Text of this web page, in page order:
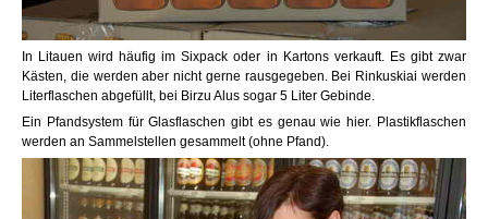
In Litauen wird häufig im Sixpack oder in Kartons verkauft. Es gibt zwar
Kästen, die werden aber nicht gerne rausgegeben. Bei Rinkuskiai werden
Literflaschen abgefüllt, bei Birzu Alus sogar 5 Liter Gebinde.
Ein Pfandsystem für Glasflaschen gibt es genau wie hier. Plastikflaschen
werden an Sammelstellen gesammelt (ohne Pfand).